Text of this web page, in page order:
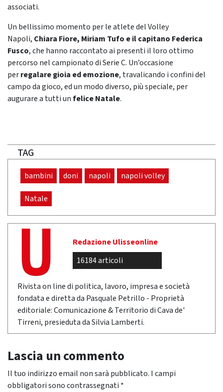
associati.
Un bellissimo momento per le atlete del Volley
Napoli, Chiara Fiore, Miriam Tufo e il capitano Federica
Fusco, che hanno raccontato ai presenti il loro ottimo
percorso nel campionato di Serie C. Un’occasione
perregalare gioia ed emozione, travalicando i confini del
campo da gioco, ed un modo diverso, più speciale, per
augurare a tutti unfelice Natale.
TAG
bambini doni napoli napoli volley
Natale
Redazione Ulisseonline
16184 articoli
Rivista on line di politica, lavoro, impresa e società
fondata e diretta da Pasquale Petrillo - Proprietà
editoriale: Comunicazione & Territorio di Cava de'
Tirreni, presieduta da Silvia Lamberti.
Lascia un commento
Il tuo indirizzo email non sarà pubblicato. I campi
obbligatori sono contrassegnati *